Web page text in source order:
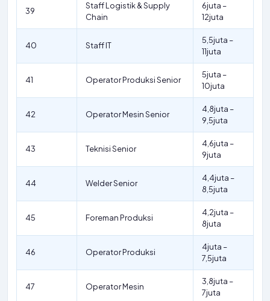
39
Staff Logistik & Supply
Chain
6juta –
12juta
40 Staff IT
5,5juta –
11juta
41 Operator Produksi Senior
5juta –
10juta
42 Operator Mesin Senior
4,8juta –
9,5juta
43 Teknisi Senior
4,6juta –
9juta
44 Welder Senior
4,4juta –
8,5juta
45 Foreman Produksi
4,2juta –
8juta
46 Operator Produksi
4juta –
7,5juta
47 Operator Mesin
3,8juta –
7juta